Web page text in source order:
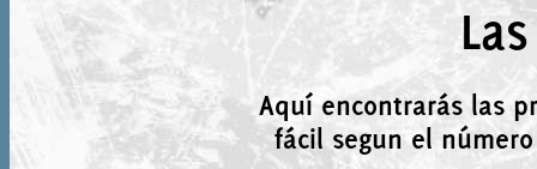
Aquí encontrarás las
fácil segun el